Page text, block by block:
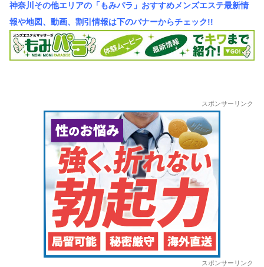
e
b
o
o
er
n
a
et
神奈川その他エリアの「もみパラ」おすすめメンズエステ最新情
報や地図、動画、割引情報は下のバナーからチェック!!
スポンサーリンク
スポンサーリンク